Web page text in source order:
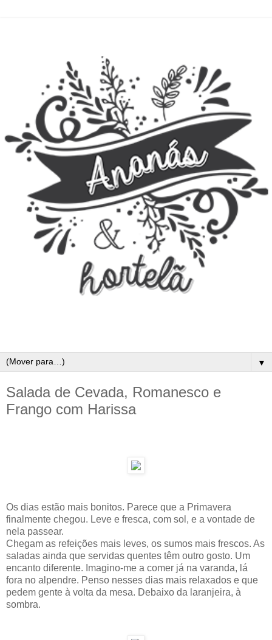
▼
Salada de Cevada, Romanesco e
Frango com Harissa
Os dias estão mais bonitos. Parece que a Primavera
finalmente chegou. Leve e fresca, com sol, e a vontade de
nela passear.
Chegam as refeições mais leves, os sumos mais frescos. As
saladas ainda que servidas quentes têm outro gosto. Um
encanto diferente. Imagino-me a comer já na varanda, lá
fora no alpendre. Penso nesses dias mais relaxados e que
pedem gente à volta da mesa. Debaixo da laranjeira, à
sombra.